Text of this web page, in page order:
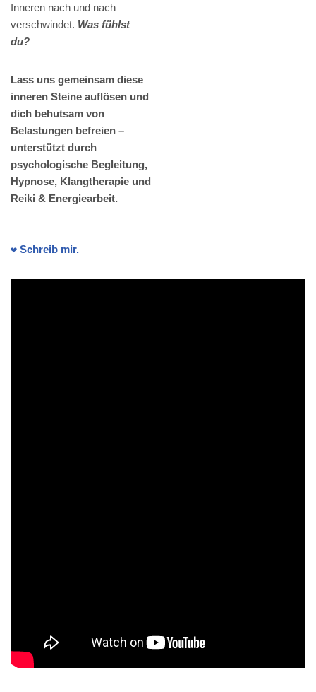
Inneren nach und nach
verschwindet. Was fühlst
du?
Lass uns gemeinsam diese
inneren Steine auflösen und
dich behutsam von
Belastungen befreien –
unterstützt durch
psychologische Begleitung,
Hypnose, Klangtherapie und
Reiki & Energiearbeit.
❤️ Schreib mir.